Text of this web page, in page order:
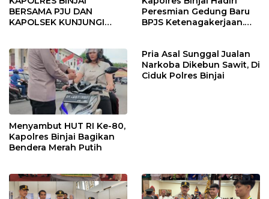
BERSAMA PJU DAN
KAPOLSEK KUNJUNGI
Peresmian Gedung Baru
BPJS Ketenagakerjaan.
Menyambut HUT RI Ke-80,
Kapolres Binjai Bagikan
Bendera Merah Putih
Pria Asal Sunggal Jualan
Narkoba Dikebun Sawit, Di
Ciduk Polres Binjai